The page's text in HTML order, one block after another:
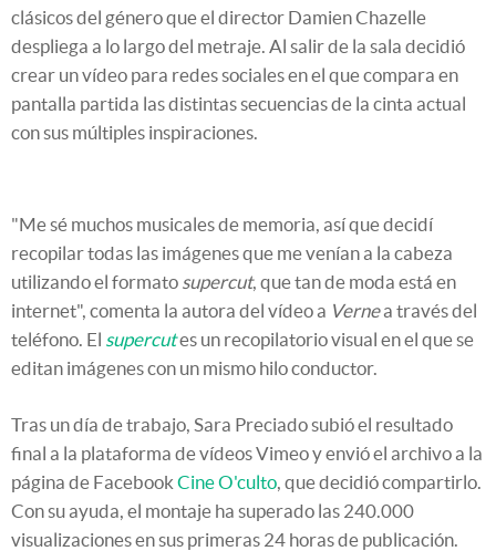
clásicos del género que el director Damien Chazelle
despliega a lo largo del metraje. Al salir de la sala decidió
crear un vídeo para redes sociales en el que compara en
pantalla partida las distintas secuencias de la cinta actual
con sus múltiples inspiraciones.
"Me sé muchos musicales de memoria, así que decidí
recopilar todas las imágenes que me venían a la cabeza
utilizando el formato supercut, que tan de moda está en
internet", comenta la autora del vídeo a Vernea través del
teléfono. El supercutes un recopilatorio visual en el que se
editan imágenes con un mismo hilo conductor.
Tras un día de trabajo, Sara Preciado subió el resultado
final a la plataforma de vídeos Vimeo y envió el archivo a la
página de Facebook Cine O'culto , que decidió compartirlo.
Con su ayuda, el montaje ha superado las 240.000
visualizaciones en sus primeras 24 horas de publicación.